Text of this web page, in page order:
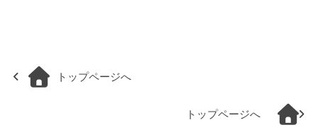
トップページへ
トップページへ